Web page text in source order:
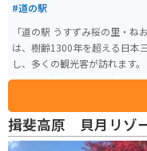
#道の駅
「道の駅 うすずみ桜の里・
は、樹齢1300年を超える日本
し、多くの観光客が訪れます。 淡墨桜は、例年4月上旬に見頃を迎える薄紅色
の美しい桜で、その壮大さに
特産品や新鮮な野菜などを販
産のそばを使った料理や、飛騨牛
れる際は、道の駅に隣接する
しましょう。周辺は、山間部
揖斐高原 貝月リゾ